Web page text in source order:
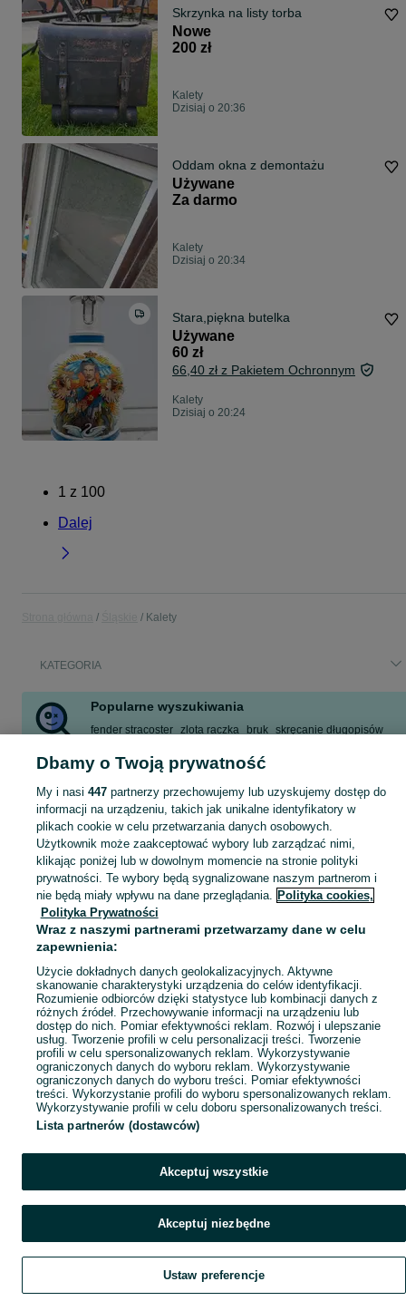
Skrzynka na listy torba
Nowe
200 zł
Kalety
Dzisiaj o 20:36
Oddam okna z demontażu
Używane
Za darmo
Kalety
Dzisiaj o 20:34
Stara,piękna butelka
Używane
60 zł
66,40 zł z Pakietem Ochronnym
Kalety
Dzisiaj o 20:24
1 z 100
Dalej
Kalety
KATEGORIA
Popularne wyszukiwania
fender stracoster zlota raczka bruk skręcanie długopisów
Skorzystaj z największego serwisu ogłoszeniowego - Kalety i okolice! Kupuj to, czego pragniesz i sprzedawaj to, czego już nie potrzebujesz!
Mapa kategorii
Mapa miejscowości
Mapa ministron
Popularne wyszukiwania
Szukaj Obserwujesz Dodaj Czat Konto
Dbamy o Twoją prywatność
My i nasi 447partnerzy przechowujemy lub uzyskujemy dostęp do
informacji na urządzeniu, takich jak unikalne identyfikatory w
plikach cookie w celu przetwarzania danych osobowych.
Użytkownik może zaakceptować wybory lub zarządzać nimi,
klikając poniżej lub w dowolnym momencie na stronie polityki
prywatności. Te wybory będą sygnalizowane naszym partnerom i
nie będą miały wpływu na dane przeglądania. Polityka cookies,
Polityka Prywatności
Wraz z naszymi partnerami przetwarzamy dane w celu
zapewnienia:
Użycie dokładnych danych geolokalizacyjnych. Aktywne
skanowanie charakterystyki urządzenia do celów identyfikacji.
Rozumienie odbiorców dzięki statystyce lub kombinacji danych z
różnych źródeł. Przechowywanie informacji na urządzeniu lub
dostęp do nich. Pomiar efektywności reklam. Rozwój i ulepszanie
usług. Tworzenie profili w celu personalizacji treści. Tworzenie
profili w celu spersonalizowanych reklam. Wykorzystywanie
ograniczonych danych do wyboru reklam. Wykorzystywanie
ograniczonych danych do wyboru treści. Pomiar efektywności
treści. Wykorzystanie profili do wyboru spersonalizowanych reklam.
Wykorzystywanie profili w celu doboru spersonalizowanych treści.
Lista partnerów (dostawców)
Akceptuj wszystkie
Akceptuj niezbędne
Ustaw preferencje